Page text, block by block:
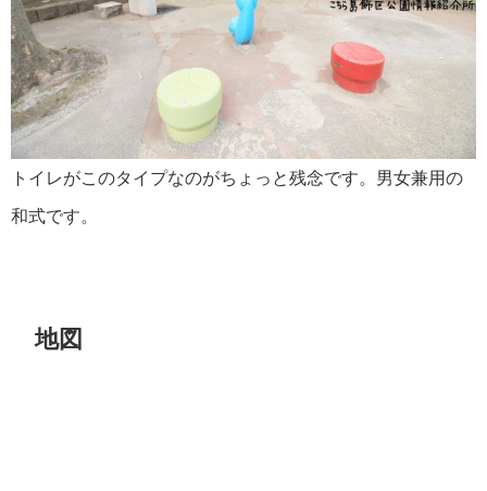
トイレがこのタイプなのがちょっと残念です。男女兼用の
和式です。
地図